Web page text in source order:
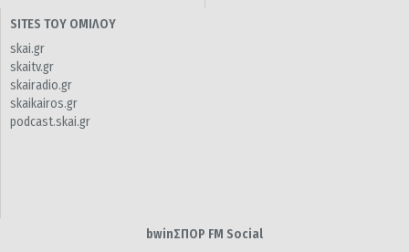
SITES ΤΟΥ ΟΜΙΛΟΥ
skai.gr
skaitv.gr
skairadio.gr
skaikairos.gr
podcast.skai.gr
bwinΣΠΟΡ FM Social